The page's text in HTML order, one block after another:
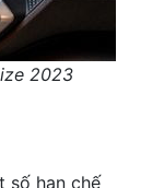
2023
số hạn chế